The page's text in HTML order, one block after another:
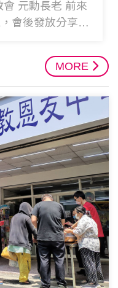
元勳長老 前來
會後發放分享愛
MORE